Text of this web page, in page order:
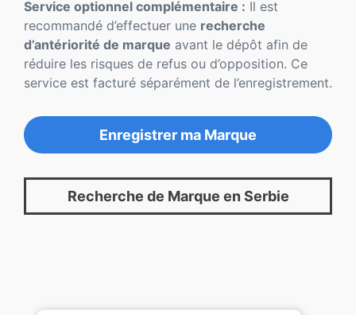
Service optionnel complémentaire : Il est
recommandé d’effectuer une recherche
d’antériorité de marque avant le dépôt afin de
réduire les risques de refus ou d’opposition. Ce
service est facturé séparément de l’enregistrement.
Enregistrer ma Marque
Recherche de Marque en Serbie